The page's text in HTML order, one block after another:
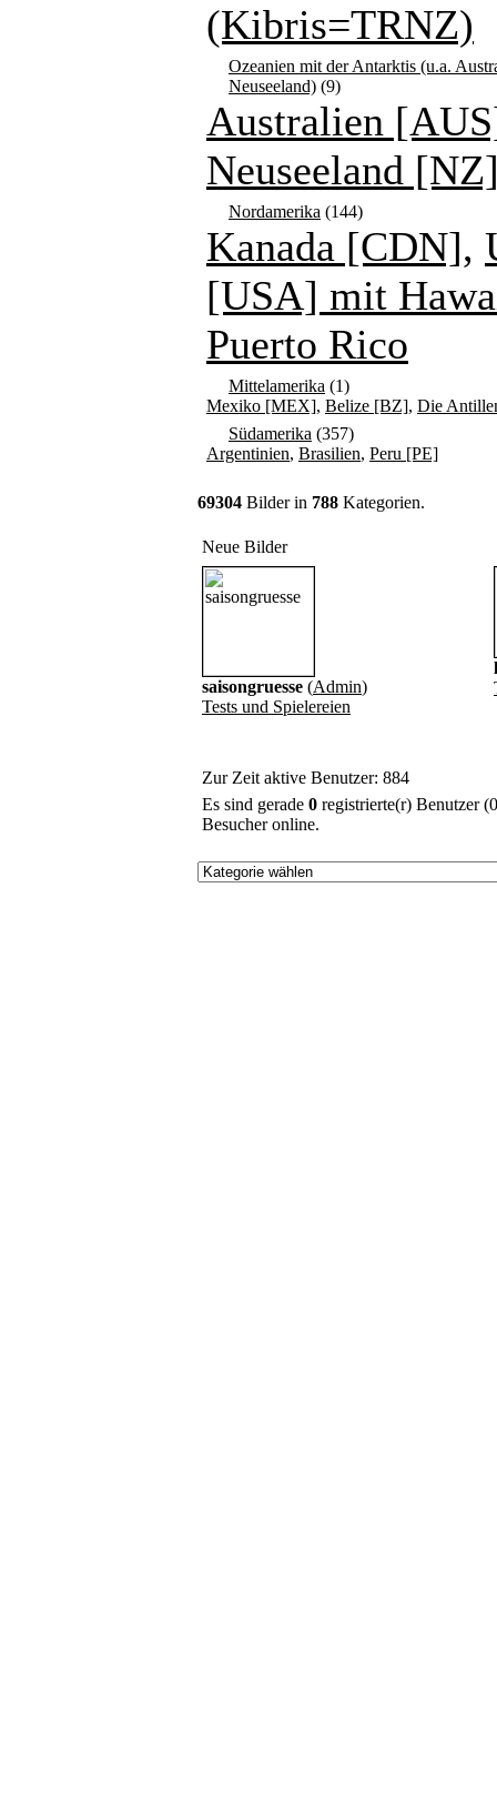
(Kibris=TRNZ)
Ozeanien mit der Antarktis (u.a.
Neuseeland) (9)
Australien
Neuseeland
Nordamerika (144)
Kanada [CDN],
[USA] mit
Puerto Rico
Mittelamerika (1)
Mexiko [MEX], Belize [BZ], Die
Südamerika (357)
Argentinien, Brasilien, Peru [PE]
69304 Bilder in 788 Kategorien.
Neue Bilder
saisongruesse (Admin)
Tests und Spielereien
Zur Zeit aktive Benutzer: 884
Es sind gerade 0 registrierte(r) Benutzer
Besucher online.